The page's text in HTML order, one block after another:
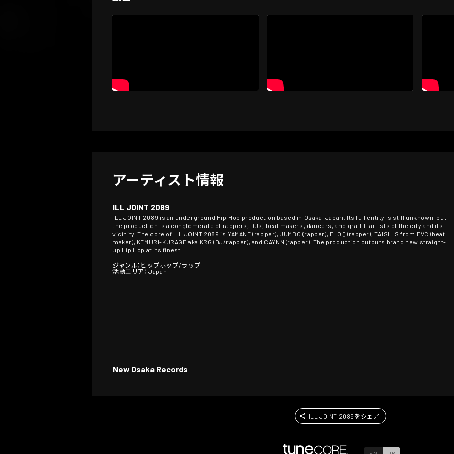
アーティスト情報
ILL JOINT 2089
ILL JOINT 2089 is an underground Hip Hop production based in Osaka, Japan. Its full entity is still unknown, but
the production is a conglomerate of rappers, DJs, beat makers, dancers, and graffiti artists of the city and its
vicinity. The core of ILL JOINT 2089 is YAMANE (rapper), JUMBO (rapper), ELOQ (rapper), TAISHI'S from EVC (beat
maker), KEMURI-KURAGE aka KRG (DJ/rapper), and CAYNN (rapper). The production outputs brand new straight-
up Hip Hop at its finest.
ジャンル：ヒップホップ/ラップ
活動エリア： Japan
New Osaka Records
ILL JOINT 2089をシェア